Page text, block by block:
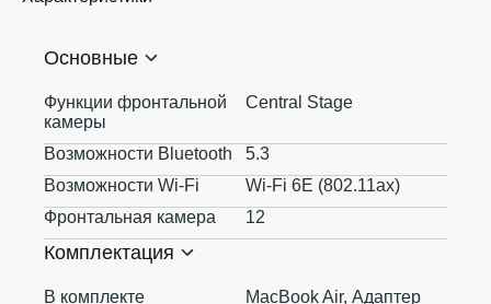
Основные
Функции фронтальной
камеры
Central Stage
Возможности Bluetooth
5.3
Возможности Wi-Fi
Wi-Fi 6E (802.11ax)
Фронтальная камера
12
Комплектация
В комплекте
MacBook Air, Адаптер